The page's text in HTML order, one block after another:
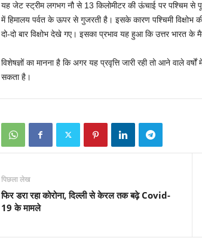
यह जेट स्ट्रीम लगभग नौ से 13 किलोमीटर की ऊंचाई पर पश्चिम से
में हिमालय पर्वत के ऊपर से गुजरती है। इसके कारण पश्चिमी विक्षोभ
दो-दो बार विक्षोभ देखे गए। इसका प्रभाव यह हुआ कि उत्तर भारत के
विशेषज्ञों का मानना है कि अगर यह प्रवृत्ति जारी रही तो आने वाले
सकता है।
पिछला लेख
फिर डरा रहा कोरोना, दिल्ली से केरल तक बढ़े Covid-
19 के मामले